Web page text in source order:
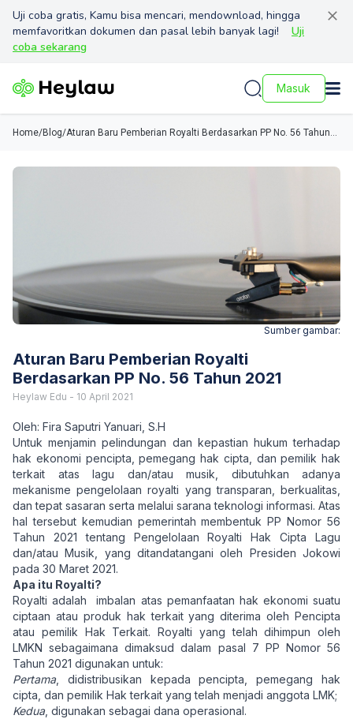
Uji coba gratis, Kamu bisa mencari, mendownload, hingga
memfavoritkan dokumen dan pasal lebih banyak lagi!
Uji
coba sekarang
Masuk
Home/Blog/Aturan Baru Pemberian Royalti Berdasarkan PP No. 56 Tahun
Sumber gambar:
Aturan Baru Pemberian Royalti
Berdasarkan PP No. 56 Tahun 2021
Heylaw Edu - 10 April 2021
Oleh: Fira Saputri Yanuari, S.H
Untuk menjamin pelindungan dan kepastian hukum terhadap
hak ekonomi pencipta, pemegang hak cipta, dan pemilik hak
terkait atas lagu dan/atau musik, dibutuhkan adanya
mekanisme pengelolaan royalti yang transparan, berkualitas,
dan tepat sasaran serta melalui sarana teknologi informasi. Atas
hal tersebut kemudian pemerintah membentuk PP Nomor 56
Tahun 2021 tentang Pengelolaan Royalti Hak Cipta Lagu
dan/atau Musik, yang ditandatangani oleh Presiden Jokowi
pada 30 Maret 2021.
Apa itu Royalti?
Royalti adalah imbalan atas pemanfaatan hak ekonomi suatu
ciptaan atau produk hak terkait yang diterima oleh Pencipta
atau pemilik Hak Terkait. Royalti yang telah dihimpun oleh
LMKN sebagaimana dimaksud dalam pasal 7 PP Nomor 56
Tahun 2021 digunakan untuk:
Pertama , didistribusikan kepada pencipta, pemegang hak
cipta, dan pemilik Hak terkait yang telah menjadi anggota LMK;
Kedua , digunakan sebagai dana operasional.